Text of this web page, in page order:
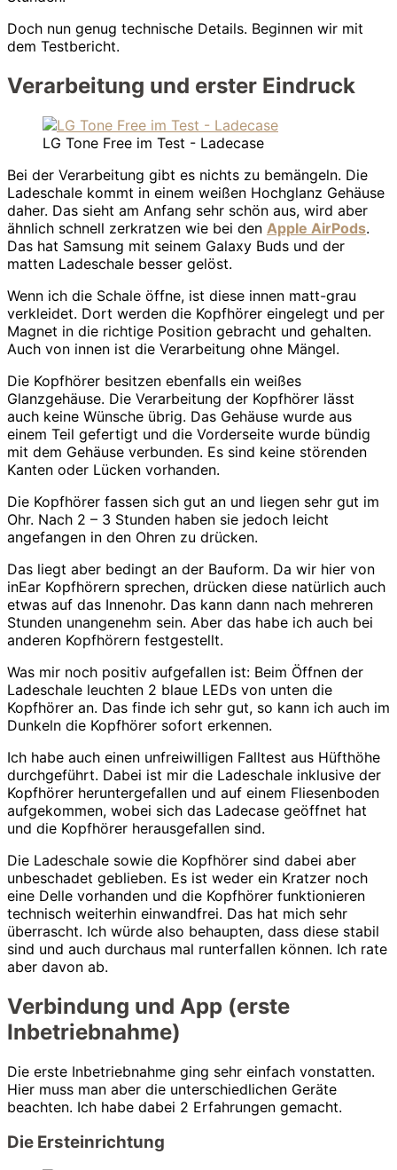
Doch nun genug technische Details. Beginnen wir mit
dem Testbericht.
Verarbeitung und erster Eindruck
LG Tone Free im Test - Ladecase
Bei der Verarbeitung gibt es nichts zu bemängeln. Die
Ladeschale kommt in einem weißen Hochglanz Gehäuse
daher. Das sieht am Anfang sehr schön aus, wird aber
ähnlich schnell zerkratzen wie bei den Apple AirPods.
Das hat Samsung mit seinem Galaxy Buds und der
matten Ladeschale besser gelöst.
Wenn ich die Schale öffne, ist diese innen matt-grau
verkleidet. Dort werden die Kopfhörer eingelegt und per
Magnet in die richtige Position gebracht und gehalten.
Auch von innen ist die Verarbeitung ohne Mängel.
Die Kopfhörer besitzen ebenfalls ein weißes
Glanzgehäuse. Die Verarbeitung der Kopfhörer lässt
auch keine Wünsche übrig. Das Gehäuse wurde aus
einem Teil gefertigt und die Vorderseite wurde bündig
mit dem Gehäuse verbunden. Es sind keine störenden
Kanten oder Lücken vorhanden.
Die Kopfhörer fassen sich gut an und liegen sehr gut im
Ohr. Nach 2 – 3 Stunden haben sie jedoch leicht
angefangen in den Ohren zu drücken.
Das liegt aber bedingt an der Bauform. Da wir hier von
inEar Kopfhörern sprechen, drücken diese natürlich auch
etwas auf das Innenohr. Das kann dann nach mehreren
Stunden unangenehm sein. Aber das habe ich auch bei
anderen Kopfhörern festgestellt.
Was mir noch positiv aufgefallen ist: Beim Öffnen der
Ladeschale leuchten 2 blaue LEDs von unten die
Kopfhörer an. Das finde ich sehr gut, so kann ich auch im
Dunkeln die Kopfhörer sofort erkennen.
Ich habe auch einen unfreiwilligen Falltest aus Hüfthöhe
durchgeführt. Dabei ist mir die Ladeschale inklusive der
Kopfhörer heruntergefallen und auf einem Fliesenboden
aufgekommen, wobei sich das Ladecase geöffnet hat
und die Kopfhörer herausgefallen sind.
Die Ladeschale sowie die Kopfhörer sind dabei aber
unbeschadet geblieben. Es ist weder ein Kratzer noch
eine Delle vorhanden und die Kopfhörer funktionieren
technisch weiterhin einwandfrei. Das hat mich sehr
überrascht. Ich würde also behaupten, dass diese stabil
sind und auch durchaus mal runterfallen können. Ich rate
aber davon ab.
Verbindung und App (erste
Inbetriebnahme)
Die erste Inbetriebnahme ging sehr einfach vonstatten.
Hier muss man aber die unterschiedlichen Geräte
beachten. Ich habe dabei 2 Erfahrungen gemacht.
Die Ersteinrichtung